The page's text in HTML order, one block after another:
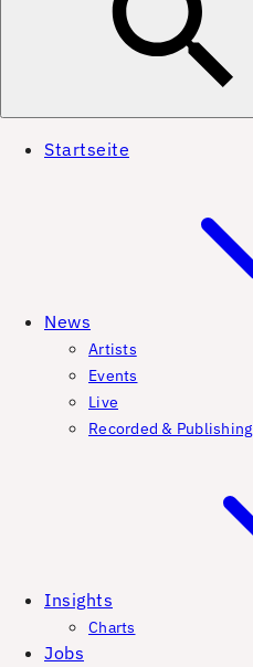
Startseite
News
Artists
Events
Live
Recorded & Publishing
Insights
Charts
Jobs